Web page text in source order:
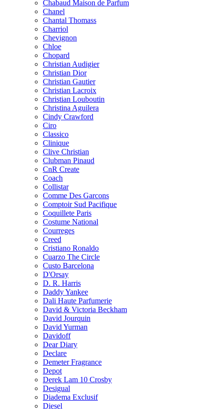
Chabaud Maison de Parfum
Chanel
Chantal Thomass
Charriol
Chevignon
Chloe
Chopard
Christian Audigier
Christian Dior
Christian Gautier
Christian Lacroix
Christian Louboutin
Christina Aguilera
Cindy Crawford
Ciro
Classico
Clinique
Clive Christian
Clubman Pinaud
CnR Create
Coach
Collistar
Comme Des Garcons
Comptoir Sud Pacifique
Coquillete Paris
Costume National
Courreges
Creed
Cristiano Ronaldo
Cuarzo The Circle
Custo Barcelona
D'Orsay
D. R. Harris
Daddy Yankee
Dali Haute Parfumerie
David & Victoria Beckham
David Jourquin
David Yurman
Davidoff
Dear Diary
Declare
Demeter Fragrance
Depot
Derek Lam 10 Crosby
Desigual
Diadema Exclusif
Diesel